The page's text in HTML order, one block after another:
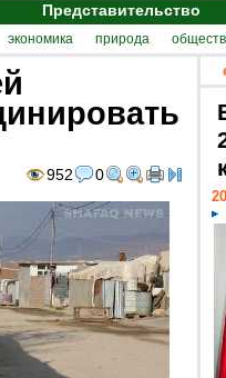
Представительство
экономика природа
952 0